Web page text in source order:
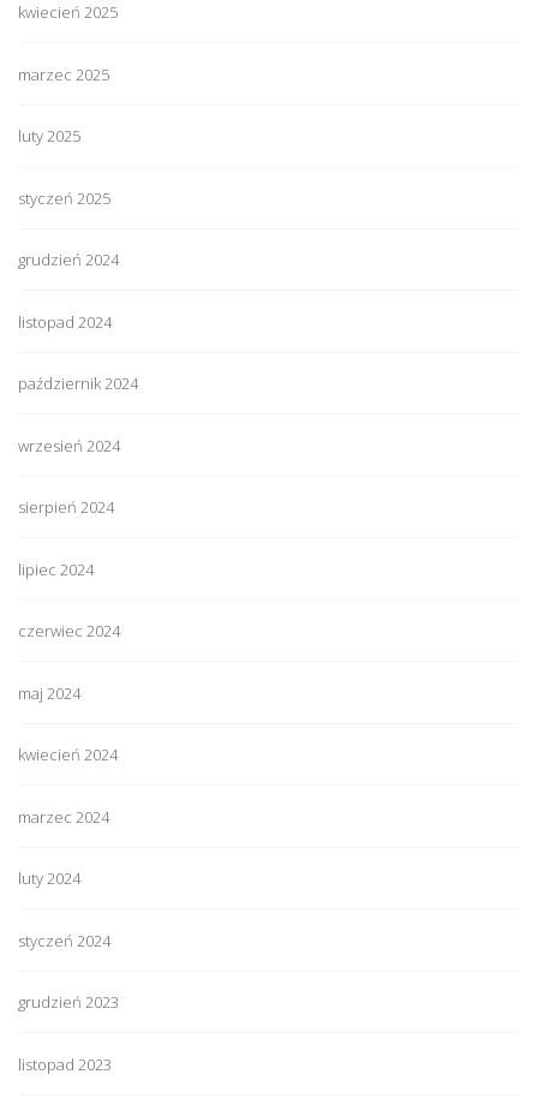
kwiecień 2025
marzec 2025
luty 2025
styczeń 2025
grudzień 2024
listopad 2024
październik 2024
wrzesień 2024
sierpień 2024
lipiec 2024
czerwiec 2024
maj 2024
kwiecień 2024
marzec 2024
luty 2024
styczeń 2024
grudzień 2023
listopad 2023